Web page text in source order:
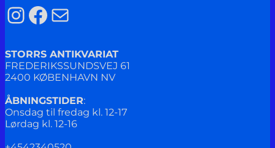
Instagram
Facebook
Mail
STORRS ANTIKVARIAT
FREDERIKSSUNDSVEJ 61
2400 KØBENHAVN NV
ÅBNINGSTIDER:
Onsdag til fredag kl. 12-17
Lørdag kl. 12-16